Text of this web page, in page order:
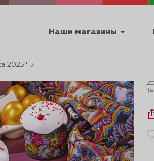
работы
ПТ с 9:00 до 18:00
Наши магазины
ТЕХНИЧЕСКИЕ
2025"